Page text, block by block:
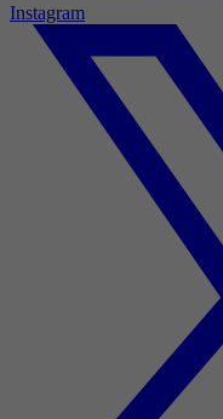
Instagram